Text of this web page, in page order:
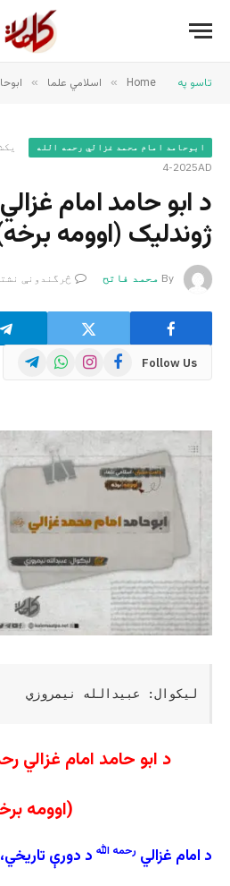
تاسو په Home
» اسلامي علما »
ابوحامد امام محمد غزالي رحمه الله
4-2025AD
د ابو حامد امام
ژوندلیک (اوومه
By محمد فاتح څرگندونې
Follow Us
Facebook
Instagram
WhatsApp
Telegram
لیکوال: عبیدالله نیمروزي
د ابو حامد امام غزالي
(اوومه
د امام غزالي رحمه الله د دورې